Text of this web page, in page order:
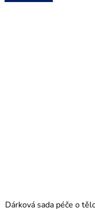
Dárková sada péče o